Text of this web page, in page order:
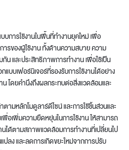
การใช้งานในพื้นที่ทำงานยุคใหม่ เพื่อ
ารของผู้ใช้งาน ทั้งด้านความสบาย ความ
น และประสิทธิภาพการทำงาน เพื่อใช้เป็น
บบเฟอร์นิเจอร์ที่รองรับการใช้งานได้อย่าง
น โดยคำนึงถึงผลกระทบต่อสิ่งแวดล้อมและ
มหลักโมดูลาร์ดีไซน์ และการใช้ชิ้นส่วนและ
พื่อเพิ่มความยืดหยุ่นในการใช้งาน ให้สามารถ
นได้ตามสภาพแวดล้อมการทำงานที่เปลี่ยนไป
ลง และลดการเกิดขยะใหม่จากการปรับ